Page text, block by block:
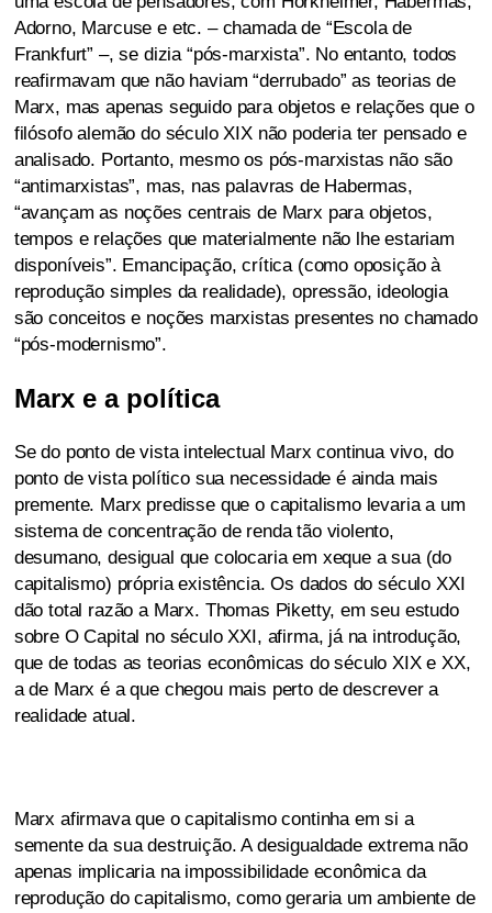
Adorno, Marcuse e etc. – chamada de “Escola de
Frankfurt” –, se dizia “pós-marxista”. No entanto, todos
reafirmavam que não haviam “derrubado” as teorias de
Marx, mas apenas seguido para objetos e relações que o
filósofo alemão do século XIX não poderia ter pensado e
analisado. Portanto, mesmo os pós-marxistas não são
“antimarxistas”, mas, nas palavras de Habermas,
“avançam as noções centrais de Marx para objetos,
tempos e relações que materialmente não lhe estariam
disponíveis”. Emancipação, crítica (como oposição à
reprodução simples da realidade), opressão, ideologia
são conceitos e noções marxistas presentes no chamado
“pós-modernismo”.
Marx e a política
Se do ponto de vista intelectual Marx continua vivo, do
ponto de vista político sua necessidade é ainda mais
premente. Marx predisse que o capitalismo levaria a um
sistema de concentração de renda tão violento,
desumano, desigual que colocaria em xeque a sua (do
capitalismo) própria existência. Os dados do século XXI
dão total razão a Marx. Thomas Piketty, em seu estudo
sobre O Capital no século XXI, afirma, já na introdução,
que de todas as teorias econômicas do século XIX e XX,
a de Marx é a que chegou mais perto de descrever a
realidade atual.
Marx afirmava que o capitalismo continha em si a
semente da sua destruição. A desigualdade extrema não
apenas implicaria na impossibilidade econômica da
reprodução do capitalismo, como geraria um ambiente de